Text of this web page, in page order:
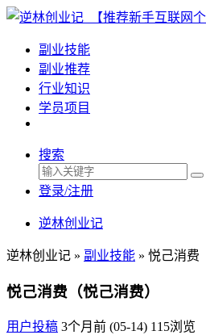
副业技能
副业推荐
行业知识
学员项目
搜索
登录/注册
逆林创业记
逆林创业记 » 副业技能 » 悦己消费
悦己消费（悦己消费）
用户投稿 3个月前 (05-14) 115浏览